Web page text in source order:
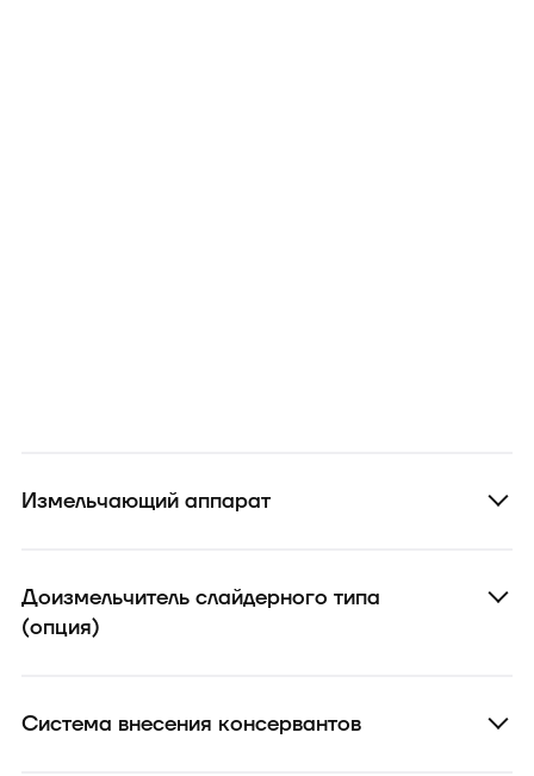
Измельчающий аппарат
Доизмельчитель слайдерного типа
(опция)
Система внесения консервантов